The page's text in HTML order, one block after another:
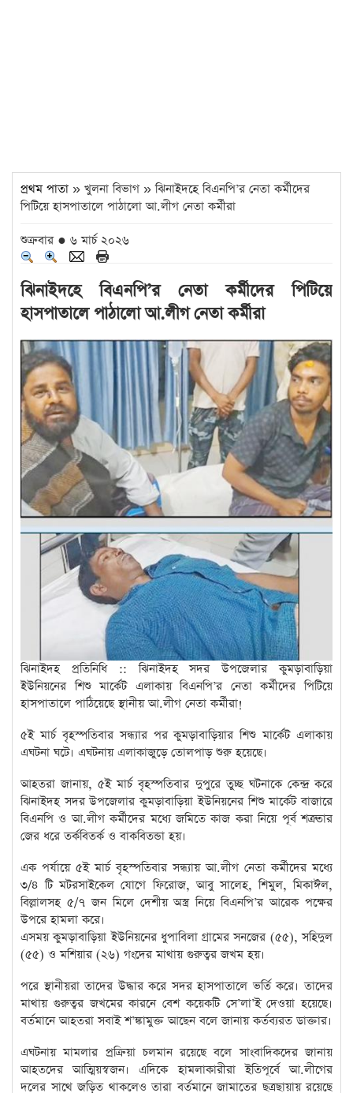
প্রথম পাতা » খুলনা বিভাগ » ঝিনাইদহে বিএনপি’র নেতা কর্মীদের
পিটিয়ে হাসপাতালে পাঠালো আ.লীগ নেতা কর্মীরা
শুক্রবার ● ৬ মার্চ ২০২৬
ঝিনাইদহে বিএনপি’র নেতা কর্মীদের পিটিয়ে
হাসপাতালে পাঠালো আ.লীগ নেতা কর্মীরা
ঝিনাইদহ প্রতিনিধি :: ঝিনাইদহ সদর উপজেলার কুমড়াবাড়িয়া
ইউনিয়নের শিশু মার্কেট এলাকায় বিএনপি’র নেতা কর্মীদের পিটিয়ে
হাসপাতালে পাঠিয়েছে স্থানীয় আ.লীগ নেতা কর্মীরা!
৫ই মার্চ বৃহস্পতিবার সন্ধ্যার পর কুমড়াবাড়িয়ার শিশু মার্কেট এলাকায়
এঘটনা ঘটে। এঘটনায় এলাকাজুড়ে তোলপাড় শুরু হয়েছে।
আহতরা জানায়, ৫ই মার্চ বৃহস্পতিবার দুপুরে তুচ্ছ ঘটনাকে কেন্দ্র করে
ঝিনাইদহ সদর উপজেলার কুমড়াবাড়িয়া ইউনিয়নের শিশু মার্কেট বাজারে
বিএনপি ও আ.লীগ কর্মীদের মধ্যে জমিতে কাজ করা নিয়ে পূর্ব শত্রুতার
জের ধরে তর্কবিতর্ক ও বাকবিতন্ডা হয়।
এক পর্যায়ে ৫ই মার্চ বৃহস্পতিবার সন্ধ্যায় আ.লীগ নেতা কর্মীদের মধ্যে
৩/৪ টি মটরসাইকেল যোগে ফিরোজ, আবু সালেহ, শিমুল, মিকাঈল,
বিল্লালসহ ৫/৭ জন মিলে দেশীয় অস্ত্র নিয়ে বিএনপি’র আরেক পক্ষের
উপরে হামলা করে।
এসময় কুমড়াবাড়িয়া ইউনিয়নের ধুপাবিলা গ্রামের সনজের (৫৫), সহিদুল
(৫৫) ও মশিয়ার (২৬) গংদের মাথায় গুরুত্বর জখম হয়।
পরে স্থানীয়রা তাদের উদ্ধার করে সদর হাসপাতালে ভর্তি করে। তাদের
মাথায় গুরুত্বর জখমের কারনে বেশ কয়েকটি সে’লা’ই দেওয়া হয়েছে।
বর্তমানে আহতরা সবাই শ’ঙ্কামুক্ত আছেন বলে জানায় কর্তব্যরত ডাক্তার।
এঘটনায় মামলার প্রক্রিয়া চলমান রয়েছে বলে সাংবাদিকদের জানায়
আহতদের আত্মিয়স্বজন। এদিকে হামলাকারীরা ইতিপূর্বে আ.লীগের
দলের সাথে জড়িত থাকলেও তারা বর্তমানে জামাতের ছত্রছায়ায় রয়েছে